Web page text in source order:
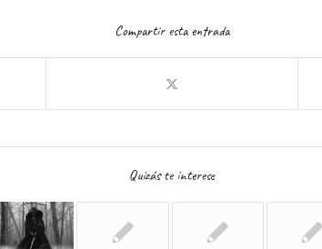
Compartir esta entrada
Quizás te interese